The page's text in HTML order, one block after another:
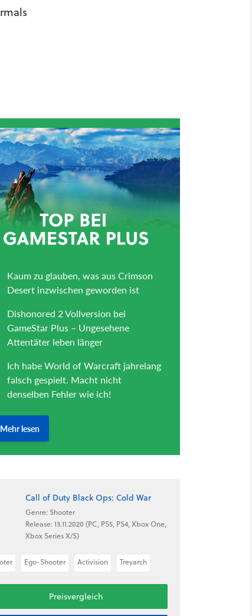
Call of Duty Black Ops: Cold War
Genre: Shooter
Release: 13.11.2020 (PC, PS5, PS4, Xbox One,
Xbox Series X/S)
Ego-Shooter Activision Treyarch
Preisvergleich